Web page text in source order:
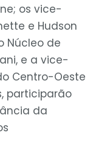
os vice-
e Hudson
Núcleo de
e a vice-
Centro-Oeste
participarão
da